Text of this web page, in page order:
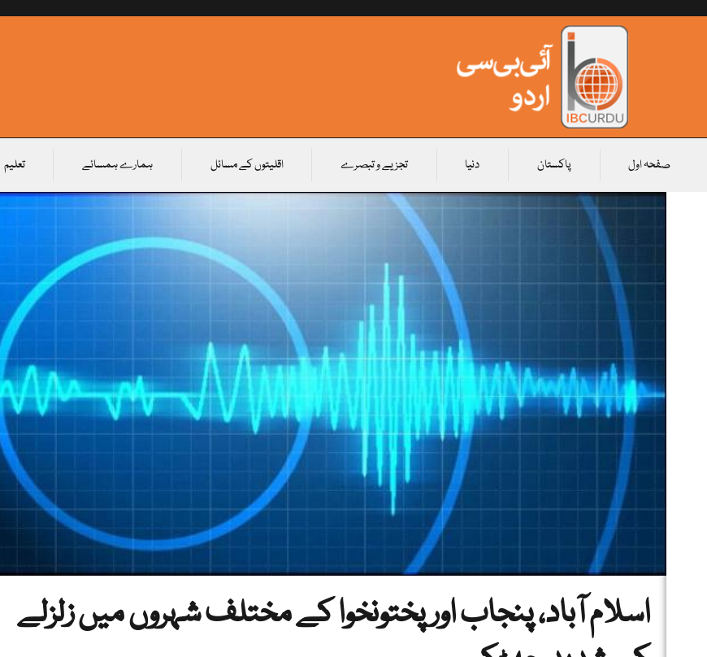
صفحہ اول پاکستان دنیا تجزیے و تبصرے اقلیتوں کے مسائل ہمارے ہمسائے تعلیم
اسلام آباد، پنجاب اور پختونخوا کے مختلف شہروں میں زلزلے